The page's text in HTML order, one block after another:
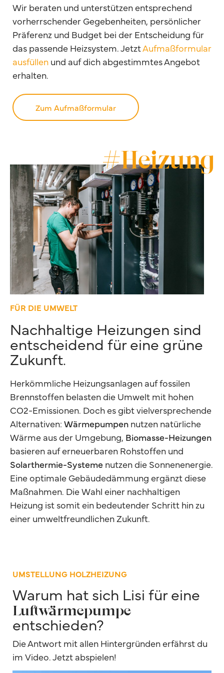
Wir beraten und unterstützen entsprechend
vorherrschender Gegebenheiten, persönlicher
Präferenz und Budget bei der Entscheidung für
das passende Heizsystem. JetztAufmaßformular
ausfüllen und auf dich abgestimmtes Angebot
erhalten.
Zum Aufmaßformular
FÜR DIE UMWELT
Nachhaltige Heizungen sind
entscheidend für eine grüne
Zukunft.
Herkömmliche Heizungsanlagen auf fossilen
Brennstoffen belasten die Umwelt mit hohen
CO2-Emissionen. Doch es gibt vielversprechende
Alternativen: Wärmepumpen nutzen natürliche
Wärme aus der Umgebung, Biomasse-Heizungen
basieren auf erneuerbaren Rohstoffen und
Solarthermie-Systeme nutzen die Sonnenenergie.
Eine optimale Gebäudedämmung ergänzt diese
Maßnahmen. Die Wahl einer nachhaltigen
Heizung ist somit ein bedeutender Schritt hin zu
einer umweltfreundlichen Zukunft.
#Heizung
UMSTELLUNG HOLZHEIZUNG
Warum hat sich Lisi für eine
Luftwärmepumpe
entschieden?
Die Antwort mit allen Hintergründen erfährst du
im Video. Jetzt abspielen!